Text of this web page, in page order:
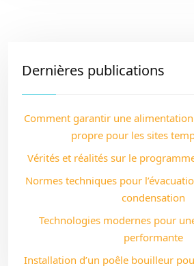
Dernières publications
Comment garantir une
propre pour les sites
Vérités et réalités sur le
Normes techniques pour
condensation
Technologies modernes pour
performante
Installation d’un poêle bouilleur